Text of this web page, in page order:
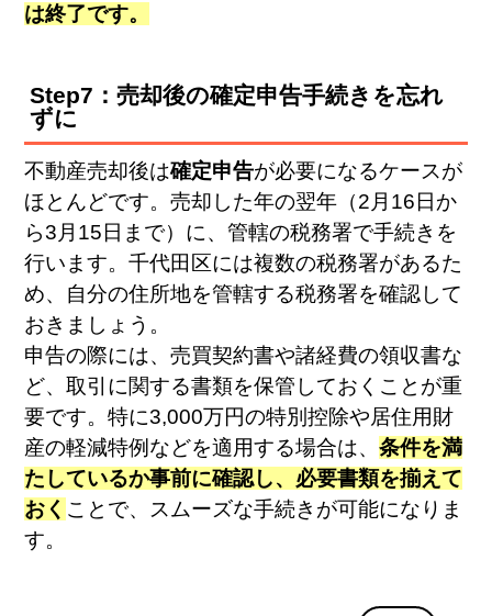
は終了です。
Step7：売却後の確定申告手続きを忘れ
ずに
不動産売却後は確定申告が必要になるケースが
ほとんどです。売却した年の翌年（2月16日か
ら3月15日まで）に、管轄の税務署で手続きを
行います。千代田区には複数の税務署があるた
め、自分の住所地を管轄する税務署を確認して
おきましょう。
申告の際には、売買契約書や諸経費の領収書な
ど、取引に関する書類を保管しておくことが重
要です。特に3,000万円の特別控除や居住用財
産の軽減特例などを適用する場合は、条件を満
たしているか事前に確認し、必要書類を揃えて
おく ことで、スムーズな手続きが可能になりま
す。